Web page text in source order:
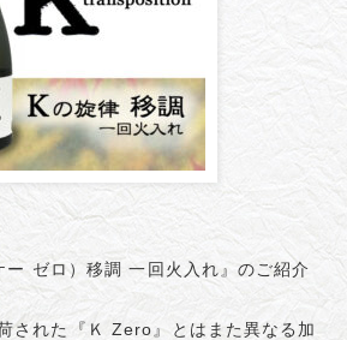
ゼロ）移調 一回火入れ』のご紹介
された『Ｋ Zero』とはまた異なる加